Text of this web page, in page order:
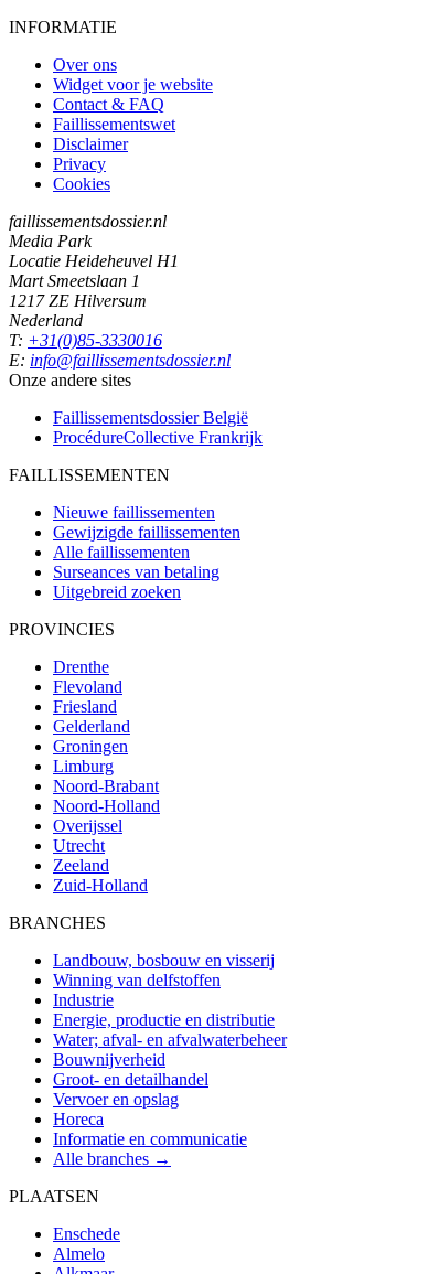
INFORMATIE
Over ons
Widget voor je website
Contact & FAQ
Faillissementswet
Disclaimer
Privacy
Cookies
faillissementsdossier.nl
Media Park
Locatie Heideheuvel H1
Mart Smeetslaan 1
1217 ZE Hilversum
Nederland
T: +31(0)85-3330016
E: info@faillissementsdossier.nl
Onze andere sites
Faillissementsdossier België
ProcédureCollective Frankrijk
FAILLISSEMENTEN
Nieuwe faillissementen
Gewijzigde faillissementen
Alle faillissementen
Surseances van betaling
Uitgebreid zoeken
PROVINCIES
Drenthe
Flevoland
Friesland
Gelderland
Groningen
Limburg
Noord-Brabant
Noord-Holland
Overijssel
Utrecht
Zeeland
Zuid-Holland
BRANCHES
Landbouw, bosbouw en visserij
Winning van delfstoffen
Industrie
Energie, productie en distributie
Water; afval- en afvalwaterbeheer
Bouwnijverheid
Groot- en detailhandel
Vervoer en opslag
Horeca
Informatie en communicatie
Alle branches →
PLAATSEN
Enschede
Almelo